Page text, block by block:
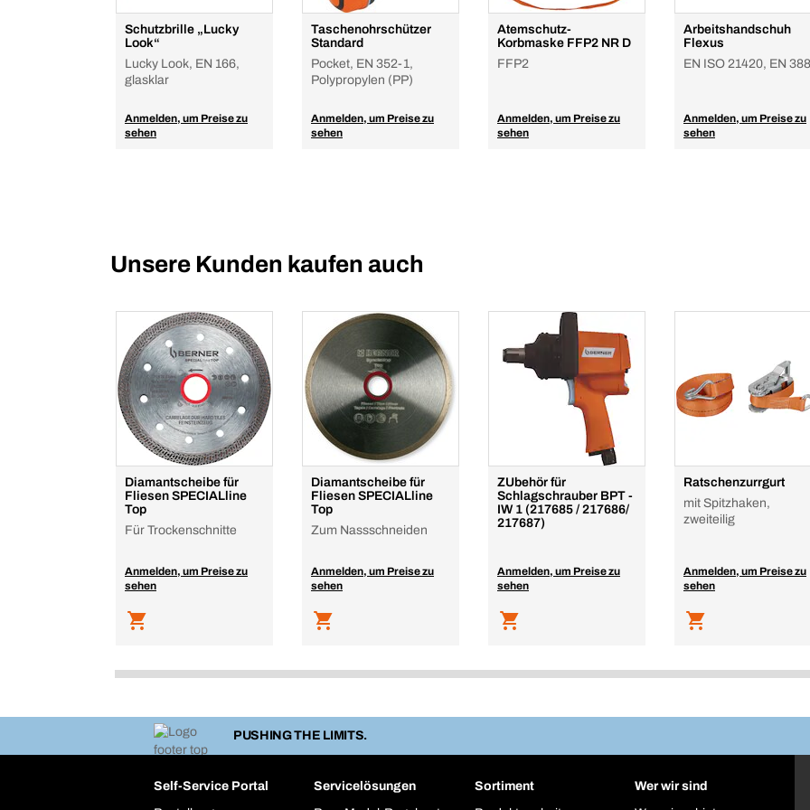
Schutzbrille „Lucky
Look“
Lucky Look, EN 166,
glasklar
Anmelden, um Preise zu
sehen
Taschenohrschützer
Standard
Pocket, EN 352-1,
Polypropylen (PP)
Anmelden, um Preise zu
sehen
Atemschutz-
Korbmaske FFP2 NR D
FFP2
Anmelden, um Preise zu
sehen
Arbeitshandschuh
Flexus
EN ISO 21420, EN 388
Anmelden, um Preise zu
sehen
Unsere Kunden kaufen auch
Diamantscheibe für
Fliesen SPECIALline
Top
Für Trockenschnitte
Anmelden, um Preise zu
sehen
Diamantscheibe für
Fliesen SPECIALline
Top
Zum Nassschneiden
Anmelden, um Preise zu
sehen
ZUbehör für
Schlagschrauber BPT -
IW 1 (217685 / 217686/
217687)
Anmelden, um Preise zu
sehen
Ratschenzurrgurt
mit Spitzhaken,
zweiteilig
Anmelden, um Preise zu
sehen
PUSHING THE LIMITS.
Self-Service Portal
Servicelösungen
Sortiment
Wer wir sind